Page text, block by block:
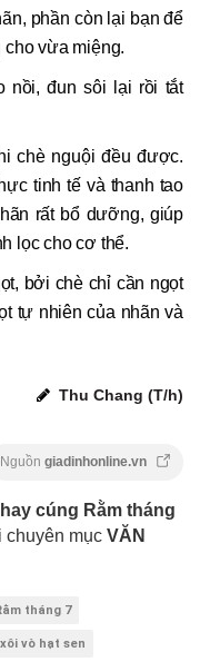
phần còn lại bạn để
vừa miệng.
nồi, đun sôi lại rồi tắt
chè nguội đều được.
tinh tế và thanh tao
rất bổ dưỡng, giúp
lọc cho cơ thể.
bởi chè chỉ cần ngọt
tự nhiên của nhãn và
Thu Chang (T/h)
Nguồn giadinhonline.vn
cúng Rằm tháng
chuyên mục VĂN
tháng 7
xôi vò hạt sen